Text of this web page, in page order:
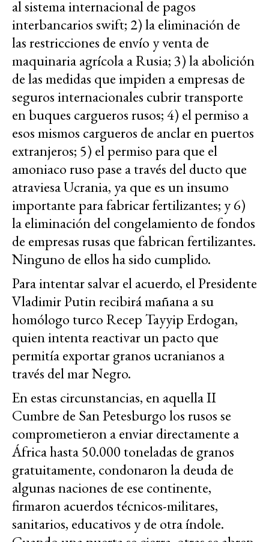
al sistema internacional de pagos
interbancarios swift; 2) la eliminación de
las restricciones de envío y venta de
maquinaria agrícola a Rusia; 3) la abolición
de las medidas que impiden a empresas de
seguros internacionales cubrir transporte
en buques cargueros rusos; 4) el permiso a
esos mismos cargueros de anclar en puertos
extranjeros; 5) el permiso para que el
amoniaco ruso pase a través del ducto que
atraviesa Ucrania, ya que es un insumo
importante para fabricar fertilizantes; y 6)
la eliminación del congelamiento de fondos
de empresas rusas que fabrican fertilizantes.
Ninguno de ellos ha sido cumplido.
Para intentar salvar el acuerdo, el Presidente
Vladimir Putin recibirá mañana a su
homólogo turco Recep Tayyip Erdogan,
quien intenta reactivar un pacto que
permitía exportar granos ucranianos a
través del mar Negro.
En estas circunstancias, en aquella II
Cumbre de San Petesburgo los rusos se
comprometieron a enviar directamente a
África hasta 50.000 toneladas de granos
gratuitamente, condonaron la deuda de
algunas naciones de ese continente,
firmaron acuerdos técnicos-militares,
sanitarios, educativos y de otra índole.